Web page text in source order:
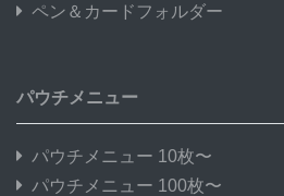
ペン＆カードフォルダー
パウチメニュー
パウチメニュー 10枚〜
パウチメニュー 100枚〜